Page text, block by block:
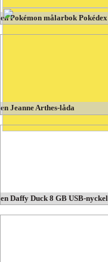
en Pokémon målarbok Pokédex
en Jeanne Arthes-låda
en Daffy Duck 8 GB USB-nyckel